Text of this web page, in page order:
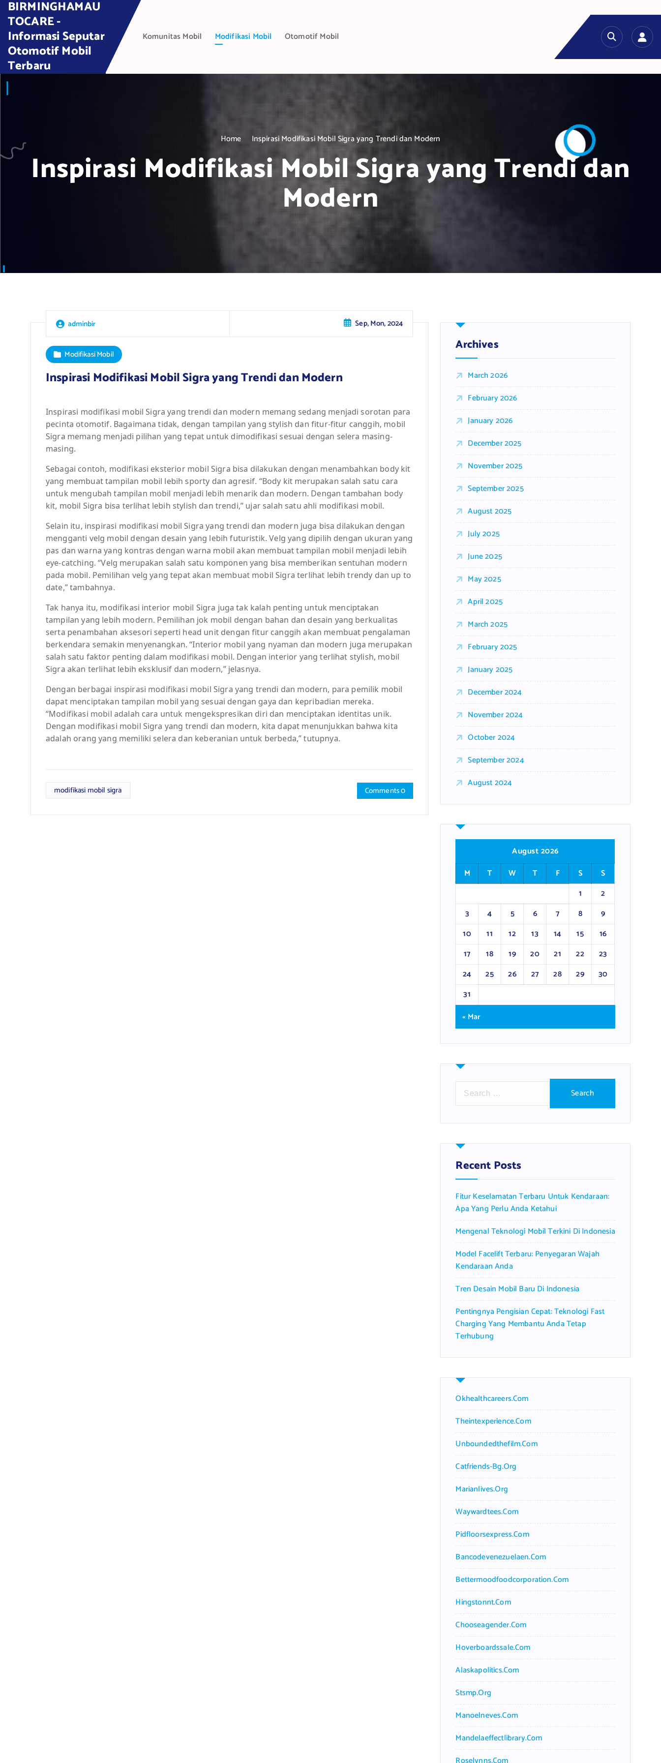
t
BIRMINGHAMAU
TOCARE -
Informasi Seputar
Otomotif Mobil
Terbaru
Komunitas Mobil Modifikasi Mobil Otomotif Mobil
Home Inspirasi Modifikasi Mobil Sigra yang Trendi dan Modern
Inspirasi Modifikasi Mobil Sigra yang Trendi dan
Modern
adminbir Sep, Mon, 2024
Modifikasi Mobil
Inspirasi Modifikasi Mobil Sigra yang Trendi dan Modern
Inspirasi modifikasi mobil Sigra yang trendi dan modern memang sedang menjadi sorotan para
pecinta otomotif. Bagaimana tidak, dengan tampilan yang stylish dan fitur-fitur canggih, mobil
Sigra memang menjadi pilihan yang tepat untuk dimodifikasi sesuai dengan selera masing-
masing.
Sebagai contoh, modifikasi eksterior mobil Sigra bisa dilakukan dengan menambahkan body kit
yang membuat tampilan mobil lebih sporty dan agresif. “Body kit merupakan salah satu cara
untuk mengubah tampilan mobil menjadi lebih menarik dan modern. Dengan tambahan body
kit, mobil Sigra bisa terlihat lebih stylish dan trendi,” ujar salah satu ahli modifikasi mobil.
Selain itu, inspirasi modifikasi mobil Sigra yang trendi dan modern juga bisa dilakukan dengan
mengganti velg mobil dengan desain yang lebih futuristik. Velg yang dipilih dengan ukuran yang
pas dan warna yang kontras dengan warna mobil akan membuat tampilan mobil menjadi lebih
eye-catching. “Velg merupakan salah satu komponen yang bisa memberikan sentuhan modern
pada mobil. Pemilihan velg yang tepat akan membuat mobil Sigra terlihat lebih trendy dan up to
date,” tambahnya.
Tak hanya itu, modifikasi interior mobil Sigra juga tak kalah penting untuk menciptakan
tampilan yang lebih modern. Pemilihan jok mobil dengan bahan dan desain yang berkualitas
serta penambahan aksesori seperti head unit dengan fitur canggih akan membuat pengalaman
berkendara semakin menyenangkan. “Interior mobil yang nyaman dan modern juga merupakan
salah satu faktor penting dalam modifikasi mobil. Dengan interior yang terlihat stylish, mobil
Sigra akan terlihat lebih eksklusif dan modern,” jelasnya.
Dengan berbagai inspirasi modifikasi mobil Sigra yang trendi dan modern, para pemilik mobil
dapat menciptakan tampilan mobil yang sesuai dengan gaya dan kepribadian mereka.
“Modifikasi mobil adalah cara untuk mengekspresikan diri dan menciptakan identitas unik.
Dengan modifikasi mobil Sigra yang trendi dan modern, kita dapat menunjukkan bahwa kita
adalah orang yang memiliki selera dan keberanian untuk berbeda,” tutupnya.
modifikasi mobil sigra Comments 0
Archives
March 2026
February 2026
January 2026
December 2025
November 2025
September 2025
August 2025
July 2025
June 2025
May 2025
April 2025
March 2025
February 2025
January 2025
December 2024
November 2024
October 2024
September 2024
August 2024
August 2026
M
T W T F S
S
1
2
3
4 5 6 7 8
9
10
11 12 13 14 15
16
17
18 19 20 21 22
23
24
25 26 27 28 29
30
31
« Mar
r
h
f
o
:
Recent Posts
Fitur Keselamatan Terbaru Untuk Kendaraan:
Apa Yang Perlu Anda Ketahui
Mengenal Teknologi Mobil Terkini Di Indonesia
Model Facelift Terbaru: Penyegaran Wajah
Kendaraan Anda
Tren Desain Mobil Baru Di Indonesia
Pentingnya Pengisian Cepat: Teknologi Fast
Charging Yang Membantu Anda Tetap
Terhubung
Okhealthcareers.com
Theintexperience.com
Unboundedthefilm.com
Catfriends-Bg.org
Marianlives.org
Waywardtees.com
Pidfloorsexpress.com
Bancodevenezuelaen.com
Bettermoodfoodcorporation.com
Hingstonnt.com
Chooseagender.com
Hoverboardssale.com
Alaskapolitics.com
Stsmp.org
Manoelneves.com
Mandelaeffectlibrary.com